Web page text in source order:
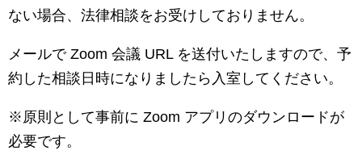
ない場合、法律相談をお受けしておりません。
メールで Zoom 会議 URL を送付いたしますので、予
約した相談日時になりましたら入室してください。
※原則として事前に Zoom アプリのダウンロードが
必要です。